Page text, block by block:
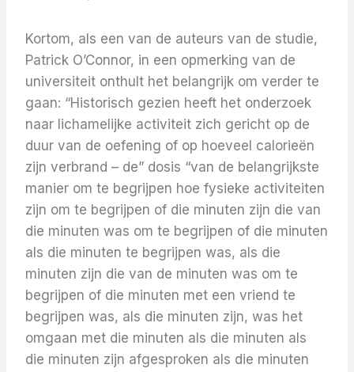
Kortom, als een van de auteurs van de studie,
Patrick O’Connor, in een opmerking van de
universiteit onthult het belangrijk om verder te
gaan: “Historisch gezien heeft het onderzoek
naar lichamelijke activiteit zich gericht op de
duur van de oefening of op hoeveel calorieën
zijn verbrand – de” dosis “van de belangrijkste
manier om te begrijpen hoe fysieke activiteiten
zijn om te begrijpen of die minuten zijn die van
die minuten was om te begrijpen of die minuten
als die minuten te begrijpen was, als die
minuten zijn die van de minuten was om te
begrijpen of die minuten met een vriend te
begrijpen was, als die minuten zijn, was het
omgaan met die minuten als die minuten als
die minuten zijn afgesproken als die minuten